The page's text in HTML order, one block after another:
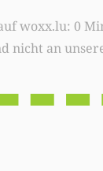
nur in Ihrem Browser
nicht an